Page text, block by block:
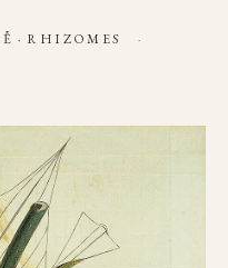
· RHIZOMES
·